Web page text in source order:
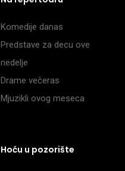
Komedije danas
Predstave za decu ove
nedelje
Drame večeras
Mjuzikli ovog meseca
Hoću u pozorište